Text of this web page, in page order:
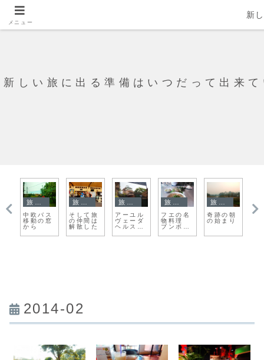
新しい旅に出る準備はいつだって出来
中欧バス
移動の窓
から
そして旅
の仲間は
解散した
アーユル
ヴェーダ
ヘルスホ
ッサージ
フエの名
物料理
ブンボー
奇跡の朝
の始まり
ポ
2014-02
メニュー
新